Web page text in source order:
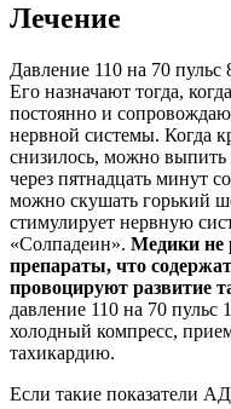
Лечение
Давление 110 на 70 пульс
Его назначают тогда,
постоянно и
нервной системы. Когда
снизилось, можно выпить
через пятнадцать минут
можно скушать горький
стимулирует нервную
«Солпадеин». Медики не
препараты, что
провоцируют развитие
давление 110 на 70 пульс
холодный компресс,
тахикардию.
Если такие показатели